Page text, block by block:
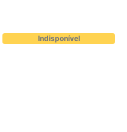
Indisponível